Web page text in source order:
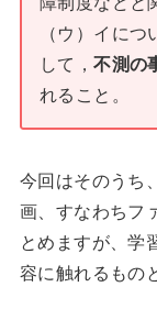
（ウ）イに
して，不測の
れること。
今回はそのうち
画、すなわちフ
とめますが、学
容に触れるもの